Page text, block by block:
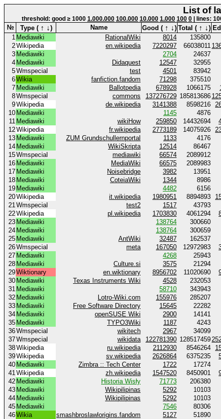
List of
threshold: good ≥ 1000 1.000.000 100.000 10.000 1.000 100 0 | lines:
№ Type ( ↑ ↓) Name Good ( ↑ ↓) Total ( ↑ ↓)
1 Mediawiki RationalWiki 8014
135800
2Wikipedia en.wikipedia 7220297 66038011
3 Mediawiki 2704
24637
4 Mediawiki Didaquest 12547
32955
5Wmspecial test 4501
83942
6Wikia fanfiction.fandom 71298
375510
7 Mediawiki Ballotpedia 678928 1066175
8Wmspecial commons 137276729 185813686
9Wikipedia de.wikipedia 3141388 8598216
10 Mediawiki 1145
4876
11 Mediawiki wikiHow 259850 14432694
12Wikipedia fr.wikipedia 2773189 14075926
13 Mediawiki ZUM Grundschullernportal 1133
4176
14 Mediawiki WikiSkripta 12514
86467
15Wmspecial mediawiki 66574
2089912
16 Mediawiki MediaWiki 66575
2089983
17 Mediawiki Noisebridge 3982
13951
18 Mediawiki CoteiaWiki 1344
8986
19 Mediawiki 4482
6156
20Wikipedia it.wikipedia 1980951 8894893
21Wmspecial test2 1517
43793
22Wikipedia pl.wikipedia 1703830 4061294
23 Mediawiki 138764
300660
24 Mediawiki 138764
300659
25 Mediawiki AntWiki 32487
162537
26Wmspecial meta 167050 12972983
27 Mediawiki 4268
25943
28 Mediawiki Culture.si 3575
21294
29Wiktionary en.wiktionary 8956702 11020690
30 Mediawiki Texas Instruments Wiki 4528
232053
31 Mediawiki 58710
343943
32 Mediawiki Lotro-Wiki.com 155976
285207
33 Mediawiki Free Software Directory 15645
22282
34 Mediawiki openSUSE Wiki 2900
14141
35 Mediawiki TYPO3Wiki 1187
4243
36Wmspecial wikitech 2967
34099
37Wmspecial wikidata 122781390 128517459
38Wikipedia ru.wikipedia 2112930 8546264
39Wikipedia sv.wikipedia 2626864 6375235
40 Mediawiki Zimbra :: Tech Center 1722
17274
41Wikipedia zh.wikipedia 1547520 8450901
42 Mediawiki Historia Wisły 71773
206380
43 Mediawiki Wikipilipinas 5292
10103
44 Mediawiki Wikipilipinas 5292
10103
45 Mediawiki 7546
80306
46Wikia smashbroslawlorigins.fandom 5127
51890